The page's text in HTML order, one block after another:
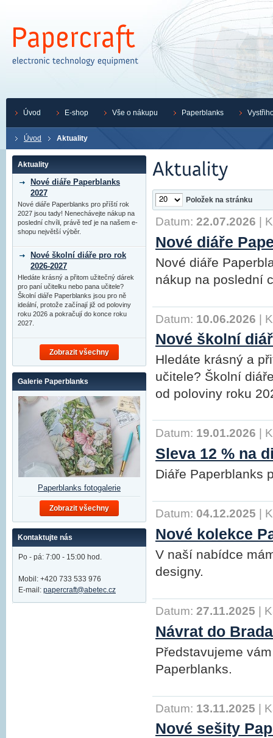
Úvod Aktuality
Položek na stránku
Datum: 22.07.2026
Nové diáře
Nové diáře
nákup na poslední
Datum: 10.06.2026 |
Nové školní
Hledáte krásný a
učitele? Školní
od poloviny roku
Datum: 19.01.2026
Sleva 12 % na
Diáře Paperblanks
Datum: 04.12.2025
Nové kolekce
V naší nabídce
designy.
Datum: 27.11.2025
Návrat do
Představujeme
Paperblanks.
Datum: 13.11.2025 |
Nové sešity
Aktuality
Nové diáře Paperblanks
2027
Nové diáře Paperblanks pro příští rok
2027 jsou tady! Nenechávejte nákup na
poslední chvíli, právě teď je na našem e-
shopu největší výběr.
Nové školní diáře pro rok
2026-2027
Hledáte krásný a přitom užitečný dárek
pro paní učitelku nebo pana učitele?
Školní diáře Paperblanks jsou pro ně
ideální, protože začínají již od poloviny
roku 2026 a pokračují do konce roku
2027.
Zobrazit všechny
Galerie Paperblanks
Paperblanks fotogalerie
Zobrazit všechny
Kontaktujte nás
Po - pá: 7:00 - 15:00 hod.
Mobil: +420 733 533 976
E-mail: papercraft@abetec.cz
Úvod E-shop Vše o nákupu Paperblanks